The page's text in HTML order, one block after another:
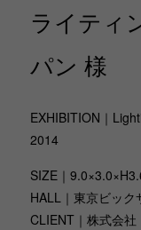
ライティ
パン 様
EXHIBITION｜
2014
SIZE｜
HALL｜東京ビック
CLIENT｜株式会